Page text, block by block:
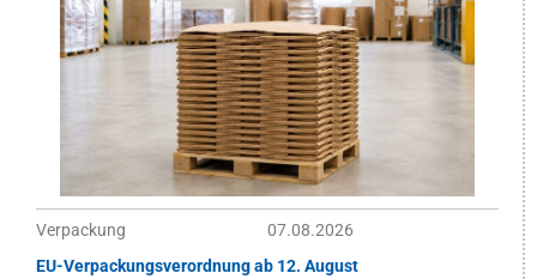
Verpackung
07.08.2026
EU-Verpackungsverordnung ab 12. August